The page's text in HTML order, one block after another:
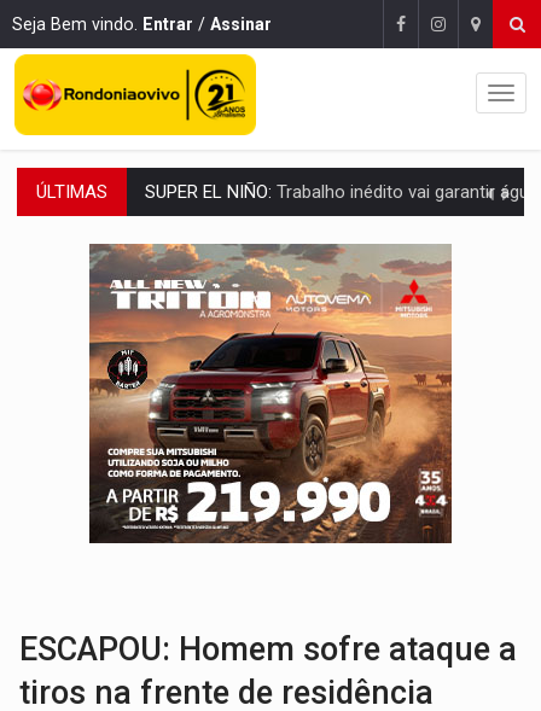
Seja Bem vindo. Entrar / Assinar
ÚLTIMAS FAMÍLIA MORREU:Identificadas as cinco vítimas de acidente na BR-364,
BRASIL CONTRA O CRIME:Acusado de guardar armas de facção é preso com
TRAGÉDIA:Sobe para cinco o número de mortos em colisão entre carreta e
TRANSPORTE DE ARROZ:MPF assegura cumprimento da legislação sobre transporte
DEEPFAKE:Sancionada lei contra violência sexual infantil na
COLEGIADO:Brasil e Rússia discutem energia nuclear, defesa e
URGENTE:Colisão entre caminhão e carro deixa quatro mortos e um em
ENCONTRO:Amazônia Negra ganha projeção nacional com participação de
ESCAPOU: Homem sofre ataque a
tiros na frente de residência